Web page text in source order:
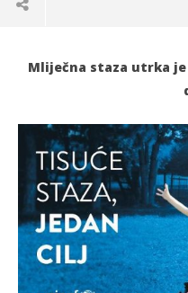
Mliječna staza utrka